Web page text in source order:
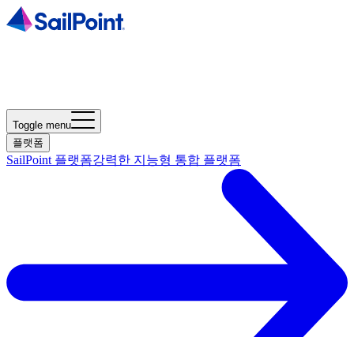
Toggle menu
플랫폼
SailPoint 플랫폼강력한 지능형 통합 플랫폼